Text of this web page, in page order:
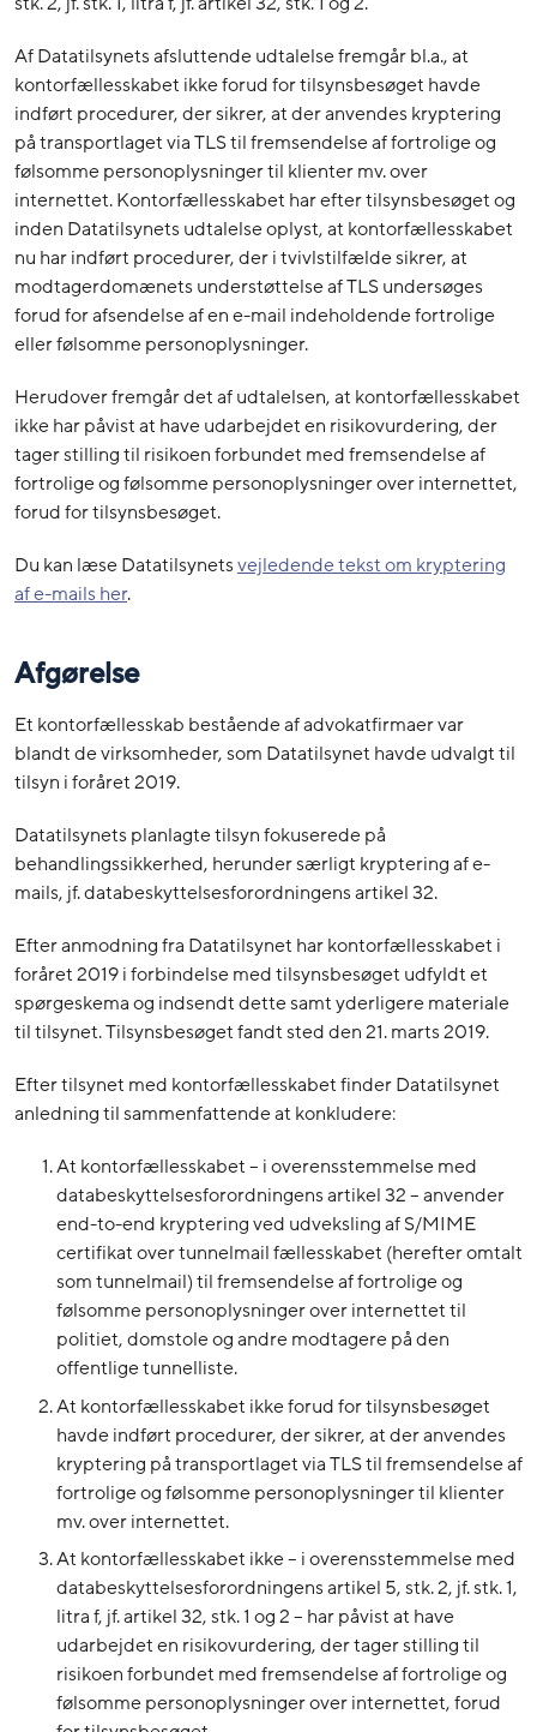
Af Datatilsynets afsluttende udtalelse fremgår bl.a., at
kontorfællesskabet ikke forud for tilsynsbesøget havde
indført procedurer, der sikrer, at der anvendes kryptering
på transportlaget via TLS til fremsendelse af fortrolige og
følsomme personoplysninger til klienter mv. over
internettet. Kontorfællesskabet har efter tilsynsbesøget og
inden Datatilsynets udtalelse oplyst, at kontorfællesskabet
nu har indført procedurer, der i tvivlstilfælde sikrer, at
modtagerdomænets understøttelse af TLS undersøges
forud for afsendelse af en e-mail indeholdende fortrolige
eller følsomme personoplysninger.
Herudover fremgår det af udtalelsen, at kontorfællesskabet
ikke har påvist at have udarbejdet en risikovurdering, der
tager stilling til risikoen forbundet med fremsendelse af
fortrolige og følsomme personoplysninger over internettet,
forud for tilsynsbesøget.
Du kan læse Datatilsynetsvejledende tekst om kryptering
af e-mails her.
Afgørelse
Et kontorfællesskab bestående af advokatfirmaer var
blandt de virksomheder, som Datatilsynet havde udvalgt til
tilsyn i foråret 2019.
Datatilsynets planlagte tilsyn fokuserede på
behandlingssikkerhed, herunder særligt kryptering af e-
mails, jf. databeskyttelsesforordningens artikel 32.
Efter anmodning fra Datatilsynet har kontorfællesskabet i
foråret 2019 i forbindelse med tilsynsbesøget udfyldt et
spørgeskema og indsendt dette samt yderligere materiale
til tilsynet. Tilsynsbesøget fandt sted den 21. marts 2019.
Efter tilsynet med kontorfællesskabet finder Datatilsynet
anledning til sammenfattende at konkludere:
At kontorfællesskabet – i overensstemmelse med
databeskyttelsesforordningens artikel 32 – anvender
end-to-end kryptering ved udveksling af S/MIME
certifikat over tunnelmail fællesskabet (herefter omtalt
som tunnelmail) til fremsendelse af fortrolige og
følsomme personoplysninger over internettet til
politiet, domstole og andre modtagere på den
offentlige tunnelliste.
At kontorfællesskabet ikke forud for tilsynsbesøget
havde indført procedurer, der sikrer, at der anvendes
kryptering på transportlaget via TLS til fremsendelse af
fortrolige og følsomme personoplysninger til klienter
mv. over internettet.
At kontorfællesskabet ikke – i overensstemmelse med
databeskyttelsesforordningens artikel 5, stk. 2, jf. stk. 1,
litra f, jf. artikel 32, stk. 1 og 2 – har påvist at have
udarbejdet en risikovurdering, der tager stilling til
risikoen forbundet med fremsendelse af fortrolige og
følsomme personoplysninger over internettet, forud